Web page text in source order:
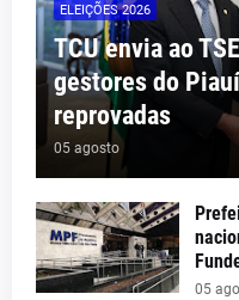
ELEIÇÕES 2026
TCU envia ao
gestores do
reprovadas
05 agosto
05